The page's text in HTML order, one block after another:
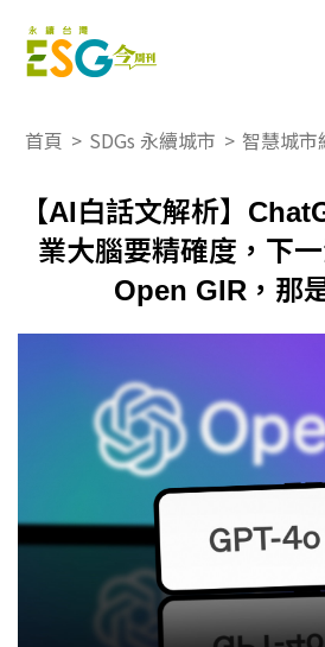
首頁 > SDGs 永續城市 > 智慧城市
【AI白話文解析】
業大腦要精確度，下
Open GIR，那